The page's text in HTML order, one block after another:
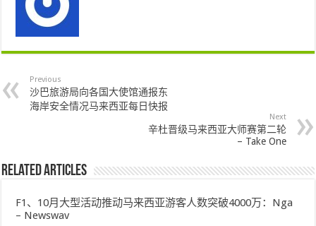
Previous
沙巴旅游局向各国大使馆通报东
海岸安全情况马来西亚每日快报
Next
辛杜晋级马来西亚大师赛第二轮
– Take One
Related Articles
F1、10月大型活动推动马来西亚游客人数突破4000万：Nga
– Newswav